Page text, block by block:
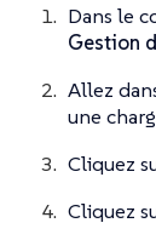
Dans le
Gestion
Allez
une
Cliquez
Cliquez